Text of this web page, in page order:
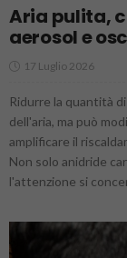
Aria pulita,
aerosol e
17 Luglio 2026
Ridurre la quantità
dell'aria, ma può
amplificare il
Non solo anidride
l'attenzione si